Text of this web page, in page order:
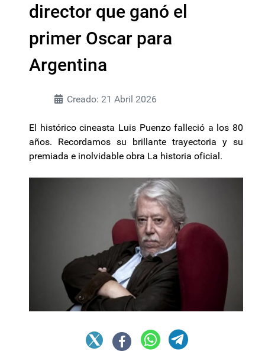
director que ganó el
primer Oscar para
Argentina
Creado: 21 Abril 2026
El histórico cineasta Luis Puenzo falleció a los 80
años. Recordamos su brillante trayectoria y su
premiada e inolvidable obra La historia oficial.